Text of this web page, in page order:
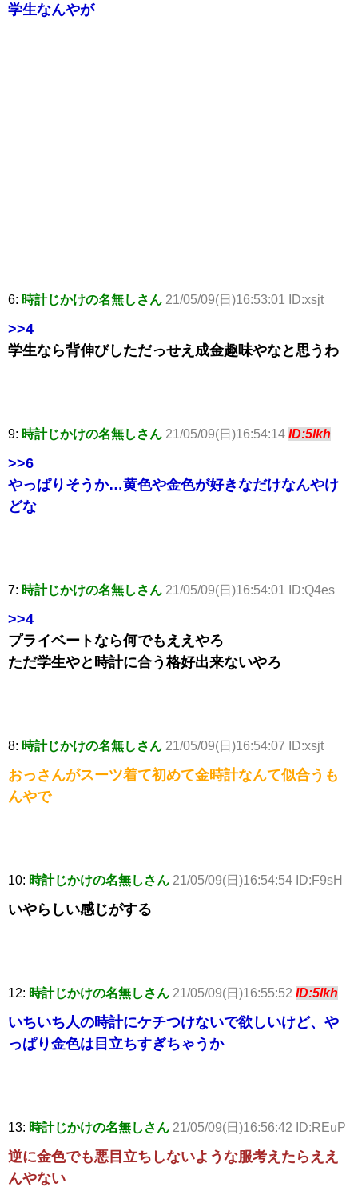
学生なんやが
6: 時計じかけの名無しさん 21/05/09(日)16:53:01 ID:xsjt
>>4
学生なら背伸びしただっせえ成金趣味やなと思うわ
9: 時計じかけの名無しさん 21/05/09(日)16:54:14 ID:5lkh
>>6
やっぱりそうか…黄色や金色が好きなだけなんやけ
どな
7: 時計じかけの名無しさん 21/05/09(日)16:54:01 ID:Q4es
>>4
プライベートなら何でもええやろ
ただ学生やと時計に合う格好出来ないやろ
8: 時計じかけの名無しさん 21/05/09(日)16:54:07 ID:xsjt
おっさんがスーツ着て初めて金時計なんて似合うも
んやで
10: 時計じかけの名無しさん 21/05/09(日)16:54:54 ID:F9sH
いやらしい感じがする
12: 時計じかけの名無しさん 21/05/09(日)16:55:52 ID:5lkh
いちいち人の時計にケチつけないで欲しいけど、や
っぱり金色は目立ちすぎちゃうか
13: 時計じかけの名無しさん 21/05/09(日)16:56:42 ID:REuP
逆に金色でも悪目立ちしないような服考えたらええ
んやない